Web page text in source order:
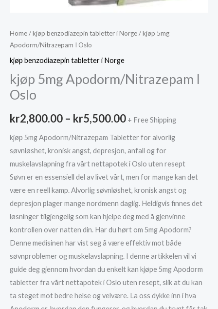
Home/kjøp benzodiazepin tabletter i Norge/ kjøp 5mg
Apodorm/Nitrazepam I Oslo
kjøp benzodiazepin tabletter i Norge
kjøp 5mg Apodorm/Nitrazepam I
Oslo
kr2,800.00 – kr5,500.00Price
range:
kr2,800.00
through
kr5,500.00
+ Free Shipping
kjøp 5mg Apodorm/Nitrazepam Tabletter for alvorlig
søvnløshet, kronisk angst, depresjon, anfall og for
muskelavslapning fra vårt nettapotek i Oslo uten resept
Søvn er en essensiell del av livet vårt, men for mange kan det
være en reell kamp. Alvorlig søvnløshet, kronisk angst og
depresjon plager mange nordmenn daglig. Heldigvis finnes det
løsninger tilgjengelig som kan hjelpe deg med å gjenvinne
kontrollen over natten din. Har du hørt om 5mg Apodorm?
Denne medisinen har vist seg å være effektiv mot både
søvnproblemer og muskelavslapning. I denne artikkelen vil vi
guide deg gjennom hvordan du enkelt kan kjøpe 5mg Apodorm
tabletter fra vårt nettapotek i Oslo uten resept, slik at du kan
ta steget mot bedre helse og velvære. La oss dykke inn i hva